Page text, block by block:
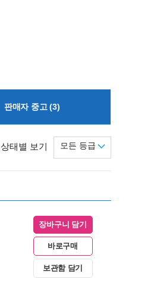
판매자 중고 (3)
상태별 보기 모든 등급
장바구니 담기
바로구매
보관함 담기